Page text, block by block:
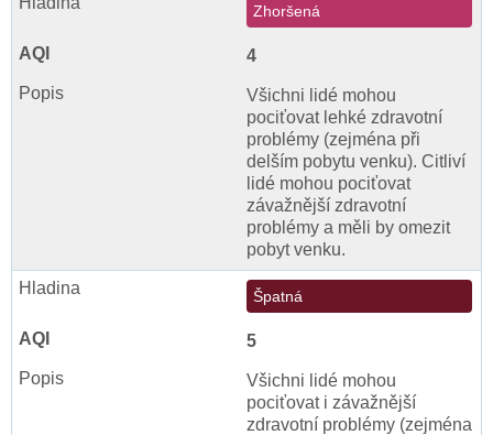
Zhoršená
4
Všichni lidé mohou
pociťovat lehké zdravotní
problémy (zejména při
delším pobytu venku). Citliví
lidé mohou pociťovat
závažnější zdravotní
problémy a měli by omezit
pobyt venku.
Špatná
5
Všichni lidé mohou
pociťovat i závažnější
zdravotní problémy (zejména